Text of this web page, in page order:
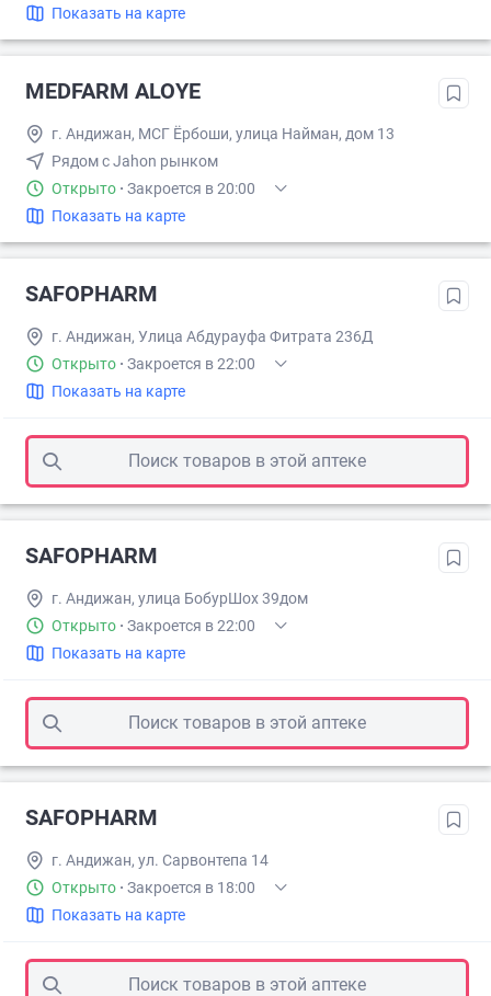
Показать на карте
MEDFARM ALOYE
г. Андижан, МСГ Ёрбоши, улица Найман, дом 13
Рядом с Jahon рынком
Открыто · Закроется в 20:00
Показать на карте
SAFOPHARM
г. Андижан, Улица Абдурауфа Фитрата 236Д
Открыто · Закроется в 22:00
Показать на карте
Поиск товаров в этой аптеке
SAFOPHARM
г. Андижан, улица БобурШох 39дом
Открыто · Закроется в 22:00
Показать на карте
Поиск товаров в этой аптеке
SAFOPHARM
г. Андижан, ул. Сарвонтепа 14
Открыто · Закроется в 18:00
Показать на карте
Поиск товаров в этой аптеке